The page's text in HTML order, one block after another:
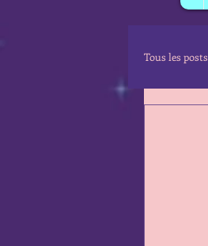
Tous les posts